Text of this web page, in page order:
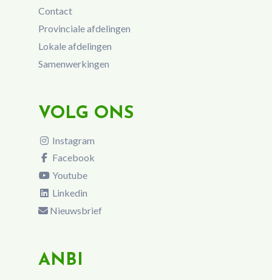
Contact
Provinciale afdelingen
Lokale afdelingen
Samenwerkingen
VOLG ONS
Instagram
Facebook
Youtube
Linkedin
Nieuwsbrief
ANBI